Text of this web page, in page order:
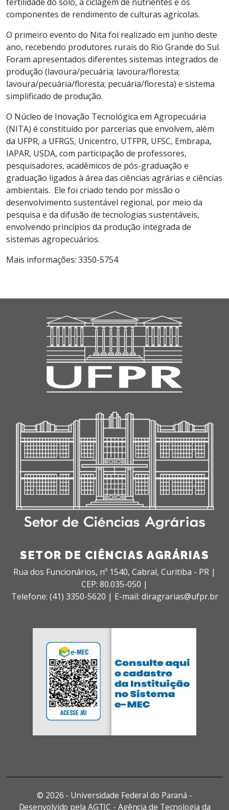
componentes de rendimento de culturas agrícolas.
O primeiro evento do Nita foi realizado em junho deste
ano, recebendo produtores rurais do Rio Grande do Sul.
Foram apresentados diferentes sistemas integrados de
produção (lavoura/pecuária; lavoura/floresta;
lavoura/pecuária/floresta; pecuária/floresta) e sistema
simplificado de produção.
O Núcleo de Inovação Tecnológica em Agropecuária
(NITA) é constituído por parcerias que envolvem, além
da UFPR, a UFRGS, Unicentro, UTFPR, UFSC, Embrapa,
IAPAR, USDA, com participação de professores,
pesquisadores, acadêmicos de pós-graduação e
graduação ligados à área das ciências agrárias e ciências
ambientais. Ele foi criado tendo por missão o
desenvolvimento sustentável regional, por meio da
pesquisa e da difusão de tecnologias sustentáveis,
envolvendo princípios da produção integrada de
sistemas agropecuários.
Mais informações: 3350-5754
SETOR DE CIÊNCIAS AGRÁRIAS
Rua dos Funcionários, nº 1540, Cabral, Curitiba - PR |
CEP: 80.035-050 |
Telefone: (41) 3350-5620 | E-mail: diragrarias@ufpr.br
© 2026 - Universidade Federal do Paraná -
Desenvolvido pela AGTIC - Agência de Tecnologia da